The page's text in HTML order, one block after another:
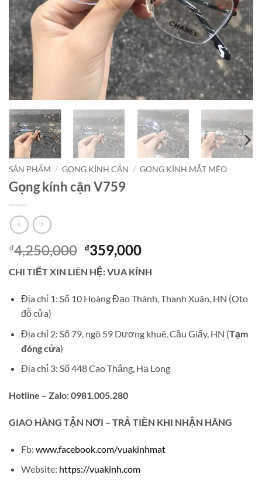
SẢN PHẨM / GỌNG KÍNH CẬN / GỌNG KÍNH MẮT MÈO
Gọng kính cận V759
₫4,250,000 Giá
gốc
là:
₫4,250,000.
₫359,000Giá
tại
là:
₫359,000.
CHI TIẾT XIN LIÊN HỆ: VUA KÍNH
Địa chỉ 1: Số 10 Hoàng Đạo Thành, Thanh Xuân, HN (Oto
đỗ cửa)
Địa chỉ 2: Số 79, ngõ 59 Dương khuê, Cầu Giấy, HN (Tạm
đóng cửa)
Địa chỉ 3: Số 448 Cao Thắng, Hạ Long
Hotline – Zalo: 0981.005.280
GIAO HÀNG TẬN NƠI – TRẢ TIỀN KHI NHẬN HÀNG
Fb: www.facebook.com/vuakinhmat
Website: https://vuakinh.com